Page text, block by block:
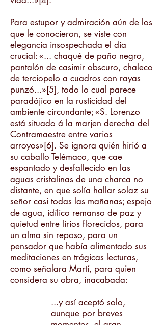
Para estupor y admiración aún de los
que le conocieron, se viste con
elegancia insospechada el día
crucial: «... chaqué de paño negro,
pantalón de casimir obscuro, chaleco
de terciopelo a cuadros con rayas
punzó...»[5], todo lo cual parece
paradójico en la rusticidad del
ambiente circundante; «S. Lorenzo
está situado á la marjen derecha del
Contramaestre entre varios
arroyos»[6]. Se ignora quién hirió a
su caballo Telémaco, que cae
espantado y desfallecido en las
aguas cristalinas de una charca no
distante, en que solía hallar solaz su
señor casi todas las mañanas; espejo
de agua, idílico remanso de paz y
quietud entre lirios florecidos, para
un alma sin reposo, para un
pensador que había alimentado sus
meditaciones en trágicas lecturas,
como señalara Martí, para quien
considera su obra, inacabada:
...y así aceptó solo,
aunque por breves